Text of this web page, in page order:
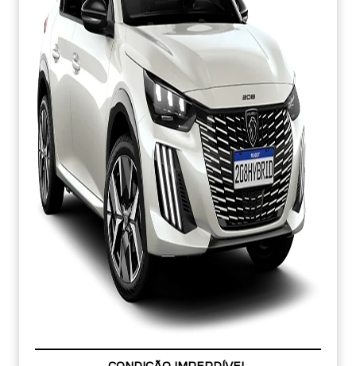
APROVEITE!